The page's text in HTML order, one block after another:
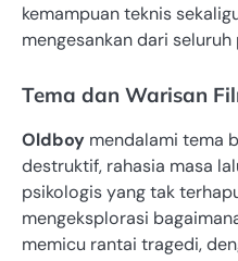
kemampuan teknis
mengesankan dari seluruh
Tema dan Warisan
Oldboy mendalami tema
destruktif, rahasia masa
psikologis yang tak
mengeksplorasi
memicu rantai tragedi,